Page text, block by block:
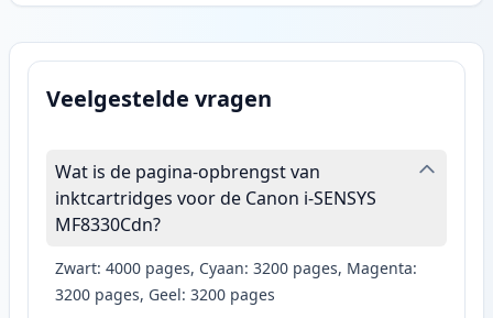
Veelgestelde vragen
Wat is de pagina-opbrengst van
inktcartridges voor de Canon i-SENSYS
MF8330Cdn?
Zwart: 4000 pages, Cyaan: 3200 pages, Magenta:
3200 pages, Geel: 3200 pages